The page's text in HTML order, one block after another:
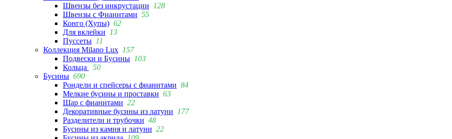
Швензы без инкрустации
128
Швензы с Фианитами 55
Конго (Хупы) 62
Для вклейки
13
Пуссеты 11
Коллекция Milano Lux 157
Подвески и Бусины 103
Кольца
50
Бусины 690
Рондели и спейсеры с фианитами 84
Мелкие бусины и проставки 63
Шар с фианитами 22
Декоративные бусины из латуни
177
Разделители и трубочки 48
Бусины из камня и латуни 22